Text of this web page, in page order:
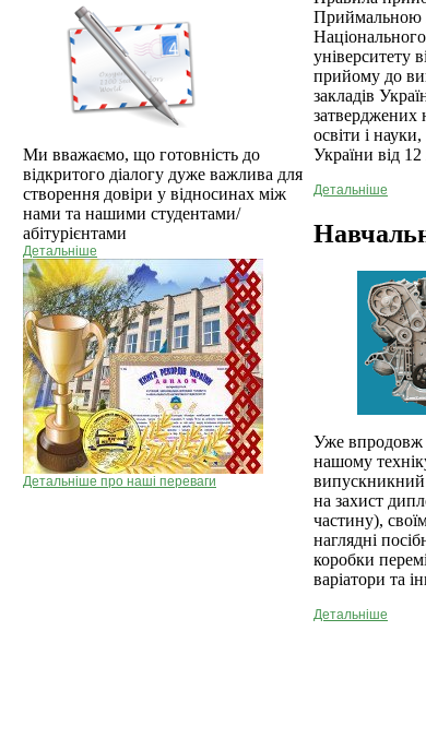
Ми вважаємо, що готовність до
відкритого діалогу дуже важлива для
створення довіри у відносинах між
нами та нашими студентами/
абітурієнтами
Детальніше
Детальніше про наші переваги
Приймальною
університету
прийому до
закладів
затверджених
освіти і
України від
Детальніше
Уже впродовж
нашому
випускникний
на захист
частину),
наглядні
коробки
варіатори та
Детальніше